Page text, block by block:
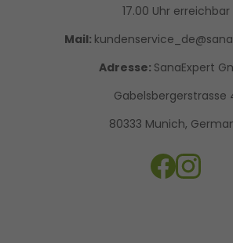
17.00 Uhr erreichbar
Mail:
Adresse: SanaExpert
Gabelsbergerstrasse
80333 Munich,